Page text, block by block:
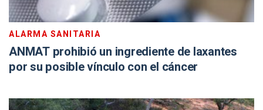
ALARMA SANITARIA
ANMAT prohibió un ingrediente de laxantes
por su posible vínculo con el cáncer